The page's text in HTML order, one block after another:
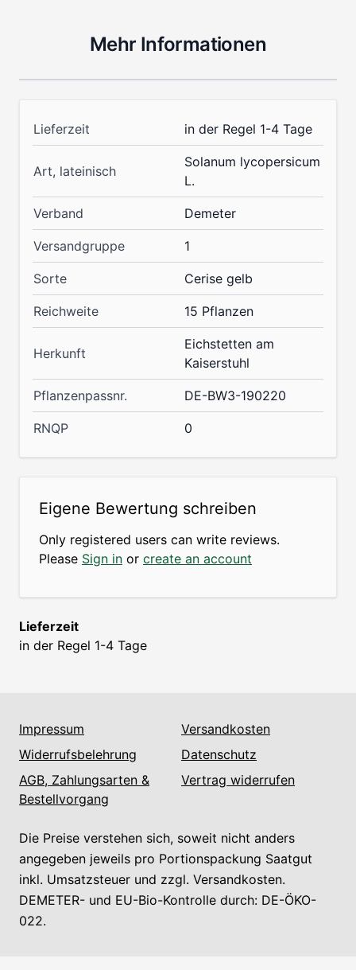
Mehr Informationen
Lieferzeit in der Regel 1-4 Tage
Art, lateinisch
Solanum lycopersicum
L.
Verband Demeter
Versandgruppe 1
Sorte Cerise gelb
Reichweite 15 Pflanzen
Herkunft
Eichstetten am
Kaiserstuhl
Pflanzenpassnr. DE-BW3-190220
RNQP 0
Eigene Bewertung schreiben
Only registered users can write reviews.
Please Sign in or create an account
Lieferzeit
in der Regel 1-4 Tage
Impressum
Versandkosten
Widerrufsbelehrung
Datenschutz
AGB, Zahlungsarten &
Bestellvorgang
Vertrag widerrufen
Die Preise verstehen sich, soweit nicht anders
angegeben jeweils pro Portionspackung Saatgut
inkl. Umsatzsteuer und zzgl. Versandkosten.
DEMETER- und EU-Bio-Kontrolle durch: DE-ÖKO-
022.